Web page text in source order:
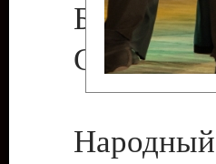
Бендеры
Светлана